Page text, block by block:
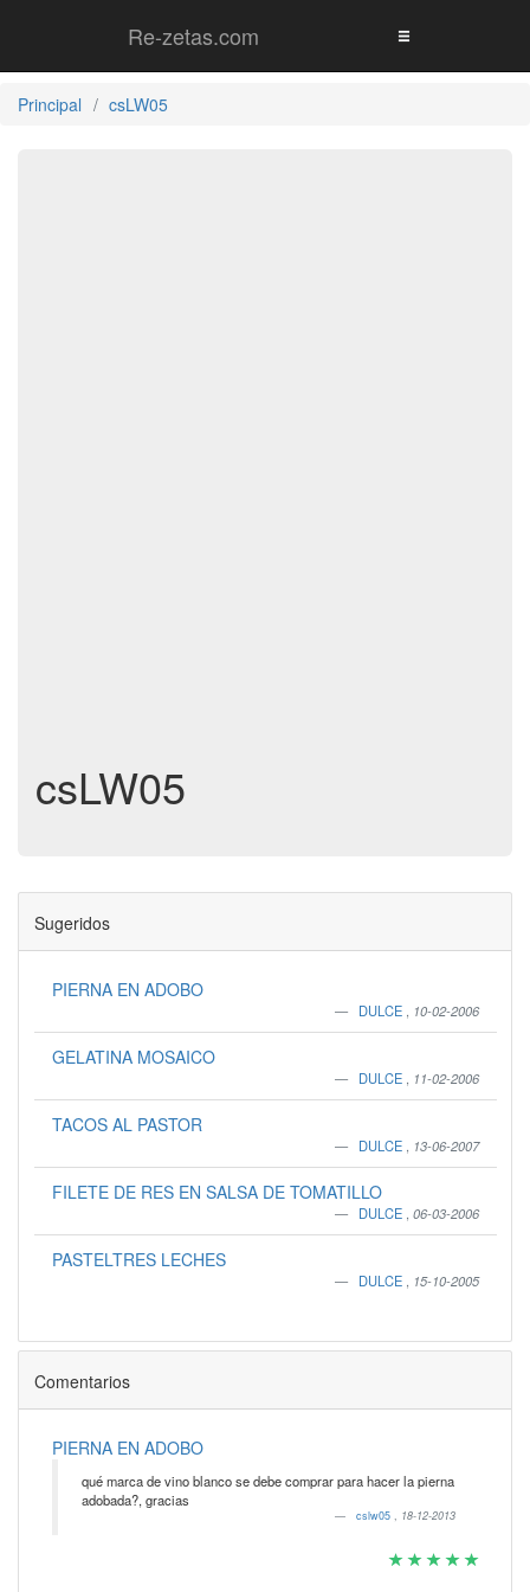
Re-zetas.com
Principal csLW05
csLW05
Sugeridos
PIERNA EN ADOBO
DULCE 10-02-2006
GELATINA MOSAICO
DULCE 11-02-2006
TACOS AL PASTOR
DULCE 13-06-2007
FILETE DE RES EN SALSA DE TOMATILLO
DULCE 06-03-2006
PASTELTRES LECHES
DULCE 15-10-2005
Comentarios
PIERNA EN ADOBO
qué marca de vino blanco se debe comprar para hacer la pierna
adobada?, gracias
cslw05 , 18-12-2013